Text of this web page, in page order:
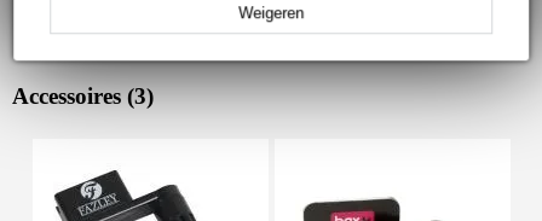
Weigeren
Accessoires (3)